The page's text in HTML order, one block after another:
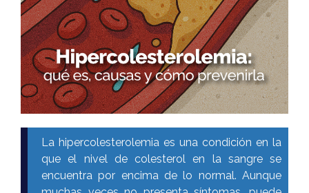
La hipercolesterolemia es una condición en la
que el nivel de colesterol en la sangre se
encuentra por encima de lo normal. Aunque